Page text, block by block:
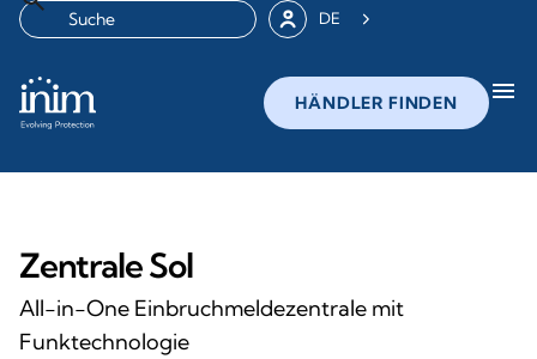
DE
HÄNDLER FINDEN menu
Zentrale Sol
All-in-One Einbruchmeldezentrale mit
Funktechnologie